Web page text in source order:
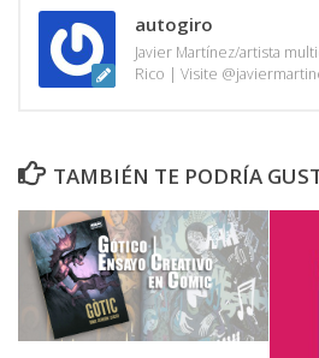
autogiro
Javier Martínez/artista
Rico | Visite
TAMBIÉN TE PODRÍA